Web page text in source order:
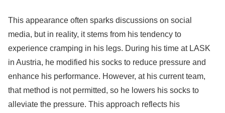
This appearance often sparks discussions on social
media, but in reality, it stems from his tendency to
experience cramping in his legs. During his time at LASK
in Austria, he modified his socks to reduce pressure and
enhance his performance. However, at his current team,
that method is not permitted, so he lowers his socks to
alleviate the pressure. This approach reflects his